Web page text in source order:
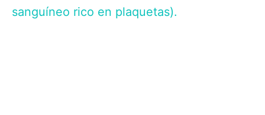
sanguíneo rico en plaquetas).